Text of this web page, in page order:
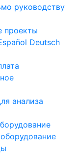
руководству
проекты
Deutsch
анализа